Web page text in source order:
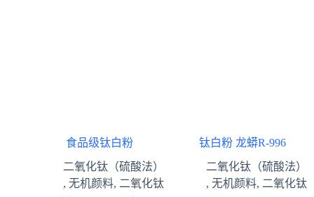
食品级钛白粉
二氧化钛（硫酸法）
, 无机颜料, 二氧化钛
钛白粉 龙蟒R-996
二氧化钛（硫酸法）
, 无机颜料, 二氧化钛